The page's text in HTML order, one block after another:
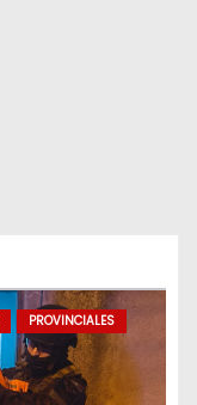
PROVINCIALES